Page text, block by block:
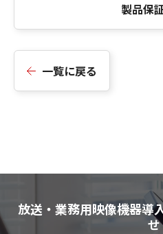
製品保
一覧に戻る
放送・業務用映像機器導
せ